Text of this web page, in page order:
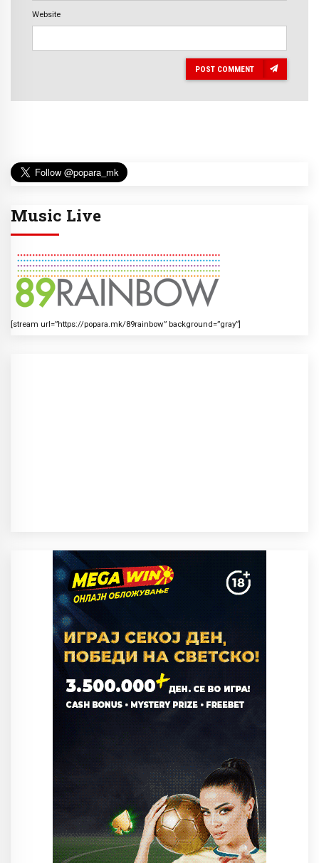
Website
POST COMMENT
Music Live
[stream url=”https://popara.mk/89rainbow” background=”gray”]